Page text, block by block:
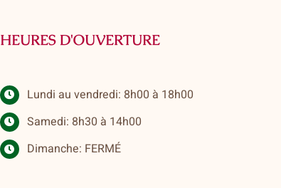
HEURES D'OUVERTURE
Lundi au vendredi: 8h00 à 18h00
Samedi: 8h30 à 14h00
Dimanche: FERMÉ